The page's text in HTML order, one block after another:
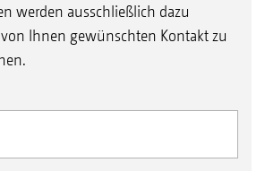
werden ausschließlich dazu
Ihnen gewünschten Kontakt zu